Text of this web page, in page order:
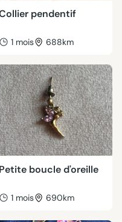
pendentif
1 mois 688km
Petite boucle d'oreille
1 mois 690km